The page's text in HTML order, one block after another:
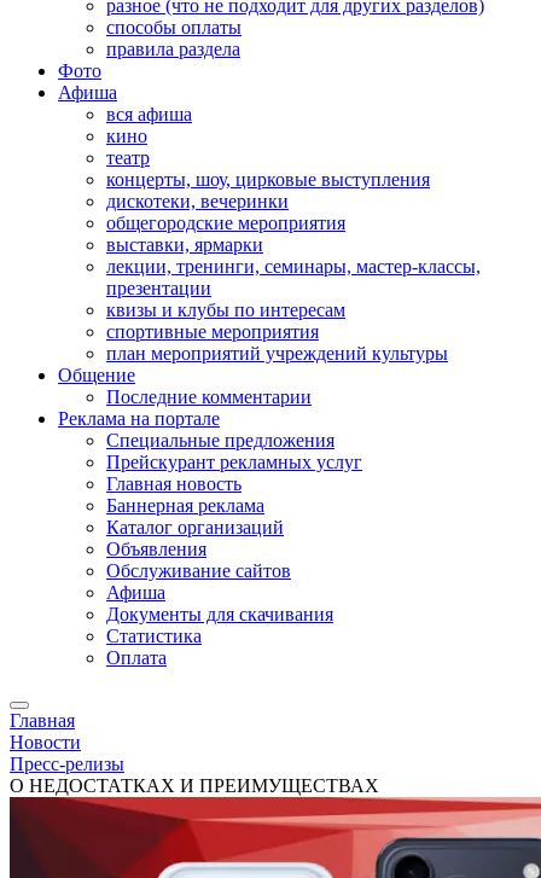
разное (что не подходит для других разделов)
способы оплаты
правила раздела
Фото
Афиша
вся афиша
кино
театр
концерты, шоу, цирковые выступления
дискотеки, вечеринки
общегородские мероприятия
выставки, ярмарки
лекции, тренинги, семинары, мастер-классы,
презентации
квизы и клубы по интересам
спортивные мероприятия
план мероприятий учреждений культуры
Общение
Последние комментарии
Реклама на портале
Специальные предложения
Прейскурант рекламных услуг
Главная новость
Баннерная реклама
Каталог организаций
Объявления
Обслуживание сайтов
Афиша
Документы для скачивания
Статистика
Оплата
Главная
Новости
Пресс-релизы
О НЕДОСТАТКАХ И ПРЕИМУЩЕСТВАХ